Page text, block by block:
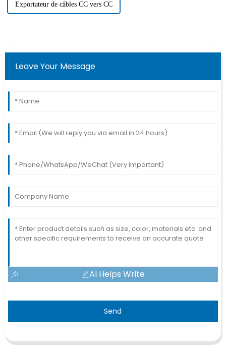
Exportateur de câbles CC vers CC
Leave Your Message
AI Helps Write
Send